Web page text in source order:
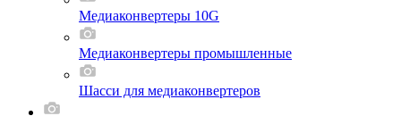
Медиаконвертеры 10G
Медиаконвертеры промышленные
Шасси для мeдиаконвертеров